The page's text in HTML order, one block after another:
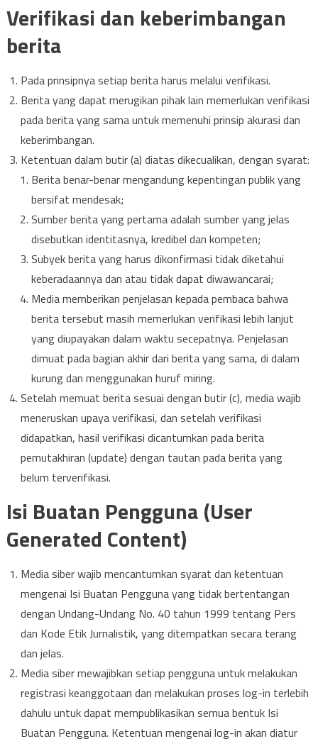
Verifikasi dan keberimbangan
berita
Pada prinsipnya setiap berita harus melalui verifikasi.
Berita yang dapat merugikan pihak lain memerlukan verifikasi
pada berita yang sama untuk memenuhi prinsip akurasi dan
keberimbangan.
Ketentuan dalam butir (a) diatas dikecualikan, dengan syarat:
Berita benar-benar mengandung kepentingan publik yang
bersifat mendesak;
Sumber berita yang pertama adalah sumber yang jelas
disebutkan identitasnya, kredibel dan kompeten;
Subyek berita yang harus dikonfirmasi tidak diketahui
keberadaannya dan atau tidak dapat diwawancarai;
Media memberikan penjelasan kepada pembaca bahwa
berita tersebut masih memerlukan verifikasi lebih lanjut
yang diupayakan dalam waktu secepatnya. Penjelasan
dimuat pada bagian akhir dari berita yang sama, di dalam
kurung dan menggunakan huruf miring.
Setelah memuat berita sesuai dengan butir (c), media wajib
meneruskan upaya verifikasi, dan setelah verifikasi
didapatkan, hasil verifikasi dicantumkan pada berita
pemutakhiran (update) dengan tautan pada berita yang
belum terverifikasi.
Isi Buatan Pengguna (User
Generated Content)
Media siber wajib mencantumkan syarat dan ketentuan
mengenai Isi Buatan Pengguna yang tidak bertentangan
dengan Undang-Undang No. 40 tahun 1999 tentang Pers
dan Kode Etik Jurnalistik, yang ditempatkan secara terang
dan jelas.
Media siber mewajibkan setiap pengguna untuk melakukan
registrasi keanggotaan dan melakukan proses log-in terlebih
dahulu untuk dapat mempublikasikan semua bentuk Isi
Buatan Pengguna. Ketentuan mengenai log-in akan diatur